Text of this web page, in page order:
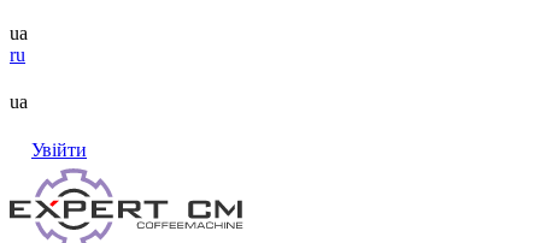
ua
ru
ua
Увійти